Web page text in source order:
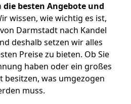
die besten Angebote und
wissen, wie wichtig es ist,
Darmstadt nach Kandel
deshalb setzen wir alles
Preise zu bieten. Ob Sie
haben oder ein großes
besitzen, was umgezogen
muss.